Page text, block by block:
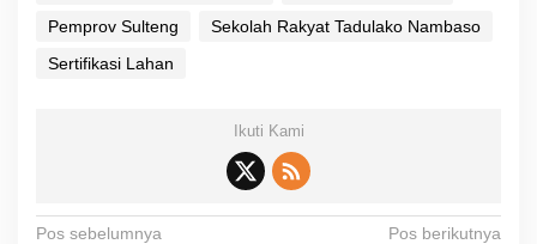
Pemprov Sulteng
Sekolah Rakyat Tadulako Nambaso
Sertifikasi Lahan
Ikuti Kami
Pos sebelumnya
Pos berikutnya